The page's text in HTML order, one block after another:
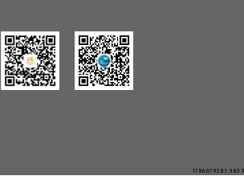
1786079281.9835